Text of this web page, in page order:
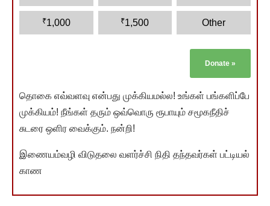
₹1,000 ₹1,500 Other
Donate »
தொகை எவ்வளவு என்பது முக்கியமல்ல! உங்கள் பங்களிப்பே
முக்கியம்! நீங்கள் தரும் ஒவ்வொரு ரூபாயும் சமூகநீதிச்
சுடரை ஒளிர வைக்கும். நன்றி!
இணையம்வழி விடுதலை வளர்ச்சி நிதி தந்தவர்கள் பட்டியல்
காண